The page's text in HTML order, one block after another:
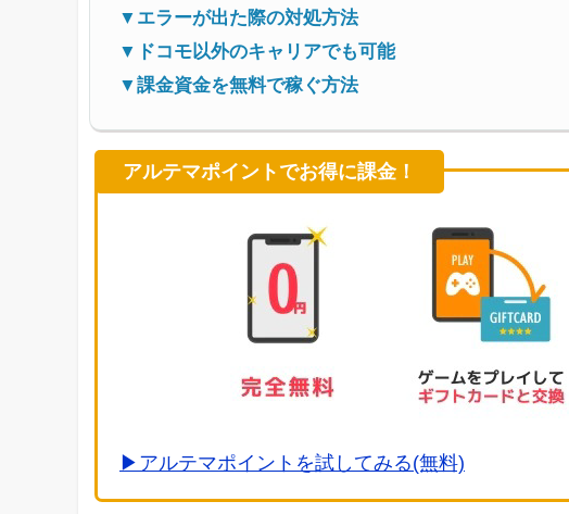
▼エラーが出た際の対処方法
▼ドコモ以外のキャリアでも可能
▼課金資金を無料で稼ぐ方法
アルテマポイントでお得に課金！
▶アルテマポイントを試してみる(無料)